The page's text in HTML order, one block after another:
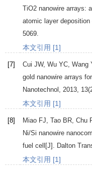
TiO2 nanowire arrays:
atomic layer deposition
5069.
本文引用 [1]
[7] Cui JW, Wu YC Wang
gold nanowire arrays
Nanotechnol
2013 13
本文引用 [1]
[8] Miao FJ Tao BR Chu
Ni/Si nanowire
fuel cell[J].
Dalton
本文引用 [1]